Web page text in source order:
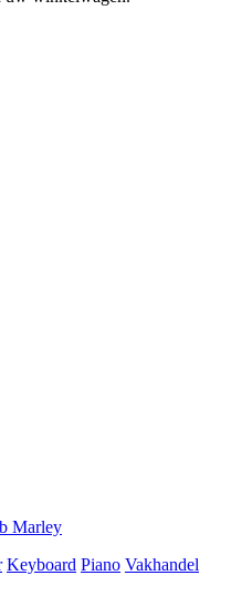
Marley
Keyboard Piano Vakhandel